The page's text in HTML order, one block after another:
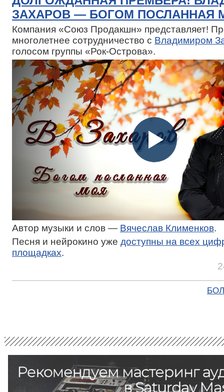
ЗАХАРОВ — БОГОМ ПОСЛАННАЯ
Компания «Союз Продакшн» представляет!
многолетнее сотрудничество с Владимиром
голосом группы «Рок-Острова».
Автор музыки и слов — Вячеслав Клименков.
Песня и нейрокино уже доступны на всех
площадках.